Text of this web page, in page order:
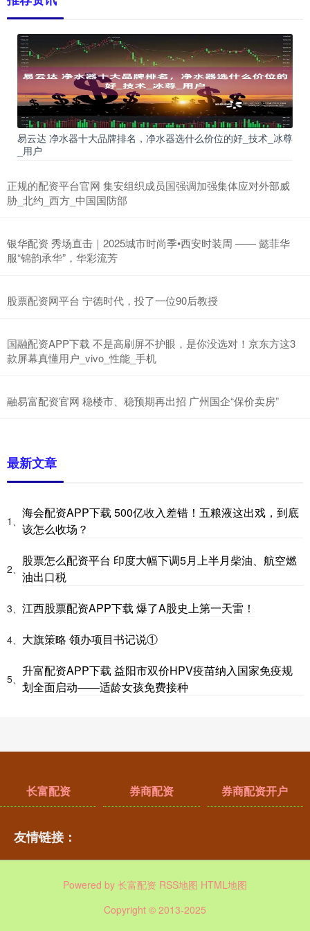
易云达 净水器十大品牌排名，净水器选什么价位的好_技术_冰尊
_用户
正规的配资平台官网 集安组织成员国强调加强集体应对外部威
胁_北约_西方_中国国防部
银华配资 秀场直击｜2025城市时尚季•西安时装周 —— 懿菲华
服“锦韵承华”，华彩流芳
股票配资网平台 宁德时代，投了一位90后教授
国融配资APP下载 不是高刷屏不护眼，是你没选对！京东方这3
款屏幕真懂用户_vivo_性能_手机
融易富配资官网 稳楼市、稳预期再出招 广州国企“保价卖房”
最新文章
1、
海会配资APP下载 500亿收入差错！五粮液这出戏，到底
该怎么收场？
2、
股票怎么配资平台 印度大幅下调5月上半月柴油、航空燃
油出口税
3、 江西股票配资APP下载 爆了A股史上第一天雷！
4、 大旗策略 领办项目书记说①
5、
升富配资APP下载 益阳市双价HPV疫苗纳入国家免疫规
划全面启动——适龄女孩免费接种
长富配资 券商配资 券商配资开户
友情链接：
Powered by 长富配资 RSS地图 HTML地图
Copyright © 2013-2025